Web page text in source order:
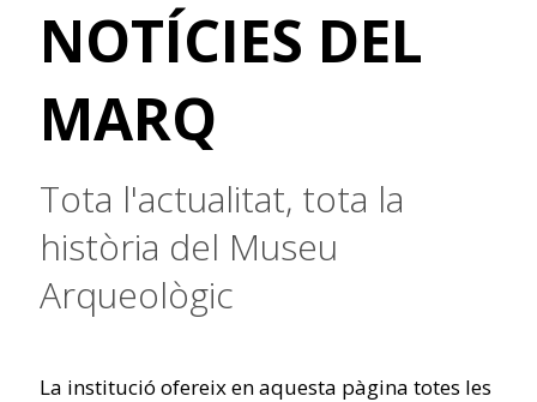
NOTÍCIES DEL
MARQ
Tota l'actualitat, tota la
història del Museu
Arqueològic
La institució ofereix en aquesta pàgina totes les